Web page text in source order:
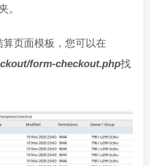
。
页面模板，您可以在
form-checkout.php找